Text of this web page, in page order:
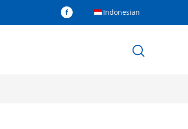
Indonesian